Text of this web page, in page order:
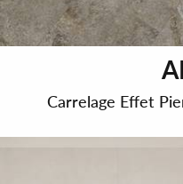
Carrelage Effet